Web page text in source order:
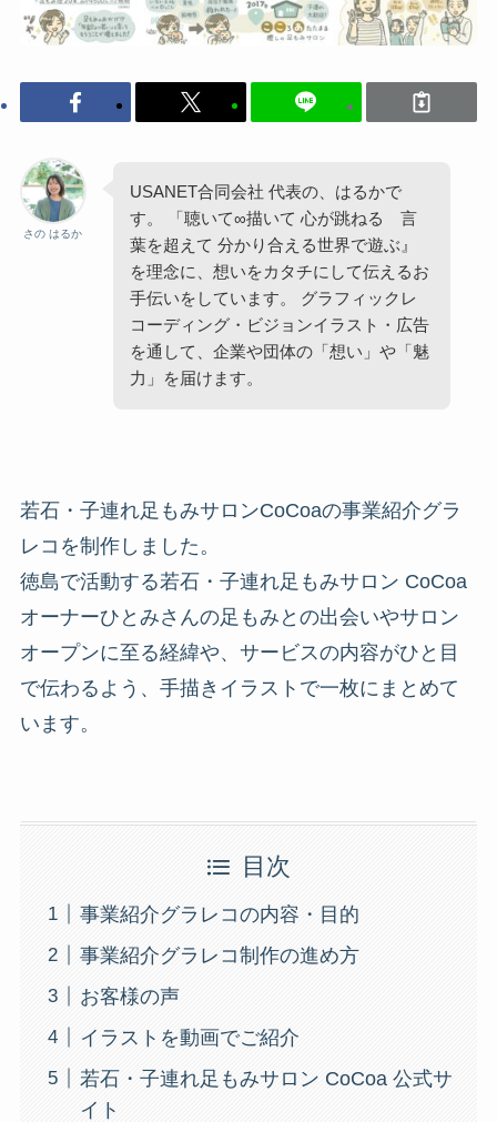
さの はるか
USANET合同会社 代表の、はるかで
す。 「聴いて∞描いて 心が跳ねる 言
葉を超えて 分かり合える世界で遊ぶ』
を理念に、想いをカタチにして伝えるお
手伝いをしています。 グラフィックレ
コーディング・ビジョンイラスト・広告
を通して、企業や団体の「想い」や「魅
力」を届けます。
若石・子連れ足もみサロンCoCoaの事業紹介グラ
レコを制作しました。
徳島で活動する若石・子連れ足もみサロン CoCoa
オーナーひとみさんの足もみとの出会いやサロン
オープンに至る経緯や、サービスの内容がひと目
で伝わるよう、手描きイラストで一枚にまとめて
います。
目次
事業紹介グラレコの内容・目的
事業紹介グラレコ制作の進め方
お客様の声
イラストを動画でご紹介
若石・子連れ足もみサロン CoCoa 公式サ
イト